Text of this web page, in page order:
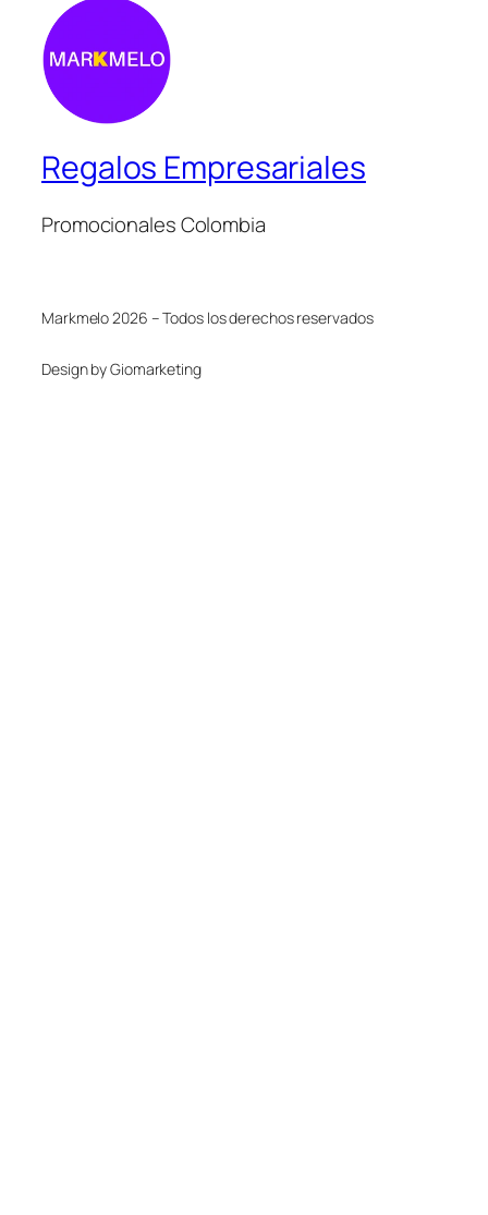
Regalos Empresariales
Promocionales Colombia
Markmelo 2026 – Todos los derechos reservados
Design by Giomarketing